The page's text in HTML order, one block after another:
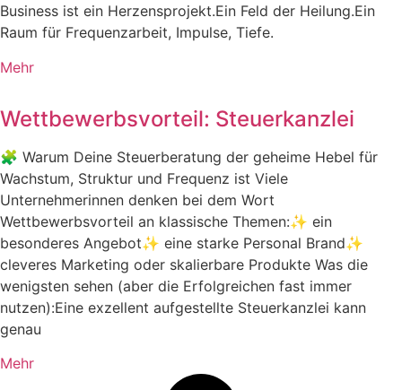
Business ist ein Herzensprojekt.Ein Feld der Heilung.Ein
Raum für Frequenzarbeit, Impulse, Tiefe.
Mehr
Wettbewerbsvorteil: Steuerkanzlei
🧩 Warum Deine Steuerberatung der geheime Hebel für
Wachstum, Struktur und Frequenz ist Viele
Unternehmerinnen denken bei dem Wort
Wettbewerbsvorteil an klassische Themen:✨ ein
besonderes Angebot✨ eine starke Personal Brand✨
cleveres Marketing oder skalierbare Produkte Was die
wenigsten sehen (aber die Erfolgreichen fast immer
nutzen):Eine exzellent aufgestellte Steuerkanzlei kann
genau
Mehr